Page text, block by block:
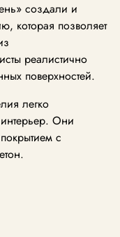
создали и
которая позволяет
реалистично
поверхностей.
легко
Они
с